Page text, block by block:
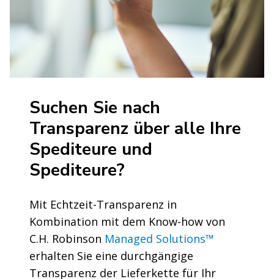
Suchen Sie nach
Transparenz über alle Ihre
Spediteure und
Spediteure?
Mit Echtzeit-Transparenz in
Kombination mit dem Know-how von
C.H. Robinson Managed Solutions™
erhalten Sie eine durchgängige
Transparenz der Lieferkette für Ihr